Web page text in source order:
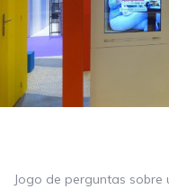
Jogo de perguntas